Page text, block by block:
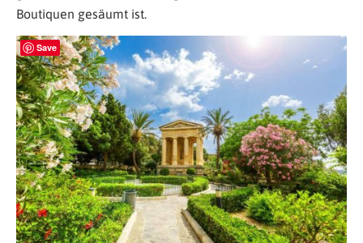
Boutiquen gesäumt ist.
Save